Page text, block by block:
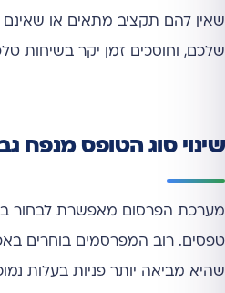
שאין להם תקציב מתאים או שאינם
שלכם, וחוסכים זמן יקר בשיחות
שינוי סוג הטופס מנפח
מערכת הפרסום מאפשרת לבחור בין
טפסים. רוב המפרסמים בוחרים
שהיא מביאה יותר פניות בעלות